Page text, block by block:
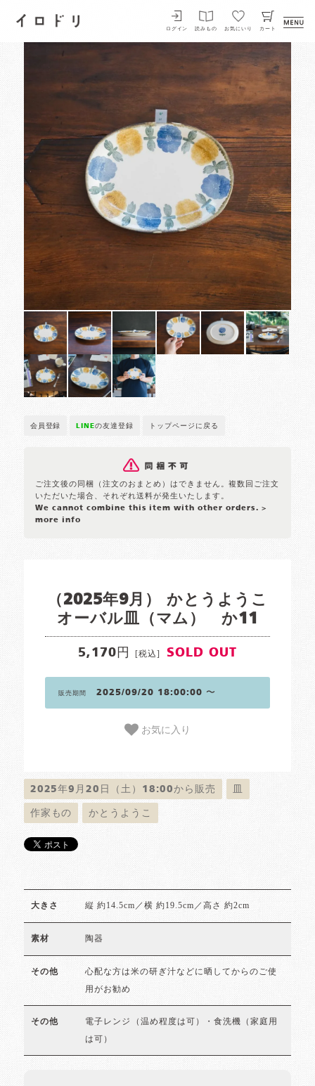
イロドリ
ログイン 読みもの お気にいり カート
会員登録 LINEの友達登録 トップページに戻る
ご注文後の同梱（注文のおまとめ）はできません。複数回ご注文
いただいた場合、それぞれ送料が発生いたします。
We cannot combine this item with other orders. >
more info
（2025年9月） かとうようこ
オーバル皿（マム） か11
5,170円 [税込] SOLD OUT
販売期間 2025/09/20 18:00:00 〜
お気に入り
2025年9月20日（土）18:00から販売
作家もの かとうようこ
大きさ 縦 約14.5cm／横 約19.5cm／高さ 約2cm
素材 陶器
その他 心配な方は米の研ぎ汁などに晒してからのご使
用がお勧め
その他 電子レンジ（温め程度は可）・食洗機（家庭用
は可）